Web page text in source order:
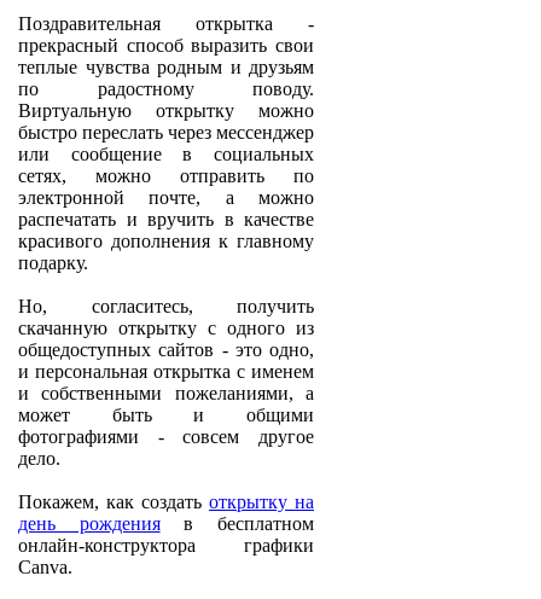
Поздравительная открытка -
прекрасный способ выразить свои
теплые чувства родным и друзьям
по радостному поводу.
Виртуальную открытку можно
быстро переслать через мессенджер
или сообщение в социальных
сетях, можно отправить по
электронной почте, а можно
распечатать и вручить в качестве
красивого дополнения к главному
подарку.
Но, согласитесь, получить
скачанную открытку с одного из
общедоступных сайтов - это одно,
и персональная открытка с именем
и собственными пожеланиями, а
может быть и общими
фотографиями - совсем другое
дело.
Покажем, как создать открытку на
день рожденияв бесплатном
онлайн-конструктора графики
Canva.